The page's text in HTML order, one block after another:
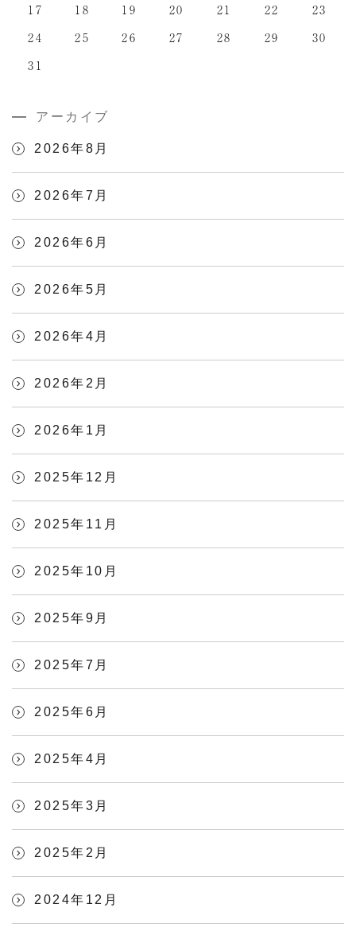
17
18 19 20 21 22
23
24
25 26 27 28 29
30
31
アーカイブ
2026年8月
2026年7月
2026年6月
2026年5月
2026年4月
2026年2月
2026年1月
2025年12月
2025年11月
2025年10月
2025年9月
2025年7月
2025年6月
2025年4月
2025年3月
2025年2月
2024年12月